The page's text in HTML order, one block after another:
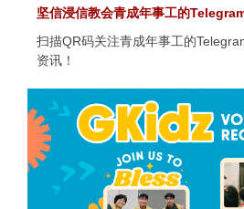
坚信浸信教会青成年事工的
扫描QR码关注青成年事工的
资讯！